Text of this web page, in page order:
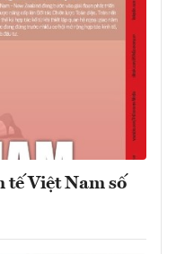
tế Việt Nam số